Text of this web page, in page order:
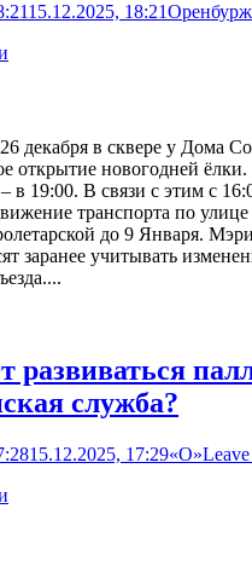
15.12.2025, 18:21
декабря в сквере у Дома
открытие новогодней
в 19:00. В связи с этим с
транспорта по
до 9 Января.
заранее учитывать
развиваться
служба?
15.12.2025, 17:29«О»